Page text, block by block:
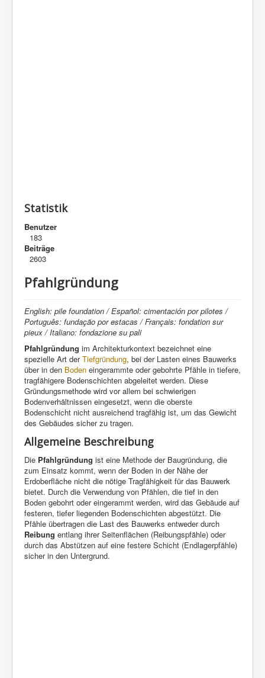
Statistik
Benutzer
183
Beiträge
2603
Pfahlgründung
English: pile foundation / Español: cimentación por pilotes /
Português: fundação por estacas / Français: fondation sur
pieux / Italiano: fondazione su pali
Pfahlgründung im Architekturkontext bezeichnet eine
spezielle Art derTiefgründung, bei der Lasten eines Bauwerks
über in den Boden eingerammte oder gebohrte Pfähle in tiefere,
tragfähigere Bodenschichten abgeleitet werden. Diese
Gründungsmethode wird vor allem bei schwierigen
Bodenverhältnissen eingesetzt, wenn die oberste
Bodenschicht nicht ausreichend tragfähig ist, um das Gewicht
des Gebäudes sicher zu tragen.
Allgemeine Beschreibung
Die Pfahlgründung ist eine Methode der Baugründung, die
zum Einsatz kommt, wenn der Boden in der Nähe der
Erdoberfläche nicht die nötige Tragfähigkeit für das Bauwerk
bietet. Durch die Verwendung von Pfählen, die tief in den
Boden gebohrt oder eingerammt werden, wird das Gebäude auf
festeren, tiefer liegenden Bodenschichten abgestützt. Die
Pfähle übertragen die Last des Bauwerks entweder durch
Reibung entlang ihrer Seitenflächen (Reibungspfähle) oder
durch das Abstützen auf eine festere Schicht (Endlagerpfähle)
sicher in den Untergrund.